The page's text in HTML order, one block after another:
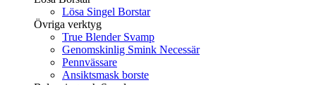
Lösa Singel Borstar
Övriga verktyg
True Blender Svamp
Genomskinlig Smink Necessär
Pennvässare
Ansiktsmask borste